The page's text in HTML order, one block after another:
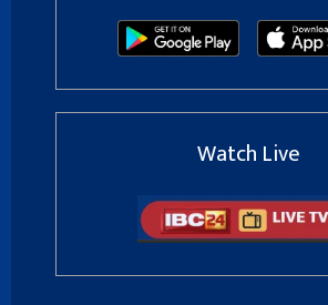
Watch Live